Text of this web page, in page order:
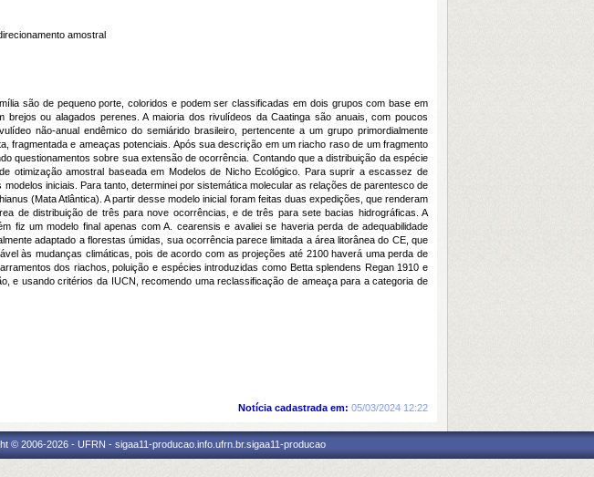
amostral
são de pequeno porte, coloridos e podem ser classificadas em dois grupos com base em
ou alagados perenes. A maioria dos rivulídeos da Caatinga são anuais, com poucos
não-anual endêmico do semiárido brasileiro, pertencente a um grupo primordialmente
fragmentada e ameaças potenciais. Após sua descrição em um riacho raso de um fragmento
questionamentos sobre sua extensão de ocorrência. Contando que a distribuição da espécie
otimização amostral baseada em Modelos de Nicho Ecológico. Para suprir a escassez de
iniciais. Para tanto, determinei por sistemática molecular as relações de parentesco de
(Mata Atlântica). A partir desse modelo inicial foram feitas duas expedições, que renderam
de distribuição de três para nove ocorrências, e de três para sete bacias hidrográficas. A
fiz um modelo final apenas com A. cearensis e avaliei se haveria perda de adequabilidade
adaptado a florestas úmidas, sua ocorrência parece limitada a área litorânea do CE, que
às mudanças climáticas, pois de acordo com as projeções até 2100 haverá uma perda de
dos riachos, poluição e espécies introduzidas como Betta splendens Regan 1910 e
usando critérios da IUCN, recomendo uma reclassificação de ameaça para a categoria de
Notícia cadastrada em: 05/03/2024 12:22
© 2006-2026 - UFRN - sigaa11-producao.info.ufrn.br.sigaa11-producao